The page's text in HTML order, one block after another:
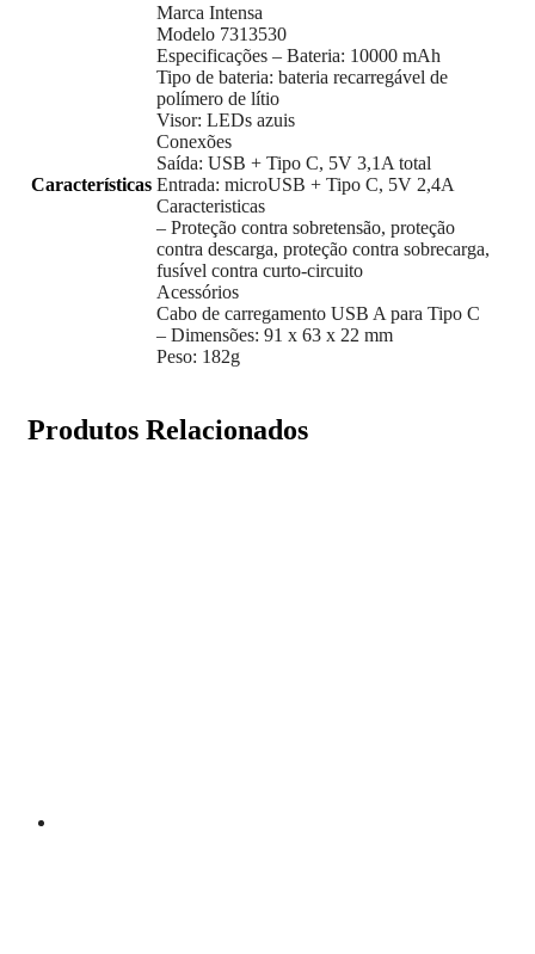
Características
Marca Intensa
Modelo 7313530
Especificações – Bateria: 10000 mAh
Tipo de bateria: bateria recarregável de
polímero de lítio
Visor: LEDs azuis
Conexões
Saída: USB + Tipo C, 5V 3,1A total
Entrada: microUSB + Tipo C, 5V 2,4A
Caracteristicas
– Proteção contra sobretensão, proteção
contra descarga, proteção contra sobrecarga,
fusível contra curto-circuito
Acessórios
Cabo de carregamento USB A para Tipo C
– Dimensões: 91 x 63 x 22 mm
Peso: 182g
Produtos Relacionados